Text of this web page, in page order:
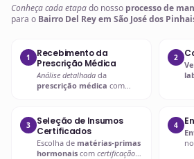
Conheça cada etapado nosso processo de
para o Bairro Del Rey em São José dos
1
Recebimento da
Prescrição Médica
Análise detalhada da
prescrição médica com
2
3
Seleção de Insumos
Certificados
Escolha de matérias-primas
hormonais com certificação
4
no